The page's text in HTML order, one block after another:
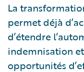
La
permet déjà
d’étendre
indemnisation
opportunités